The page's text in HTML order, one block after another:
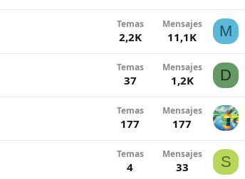
Temas
2,2K
Mensajes
11,1K M
Temas
37
Mensajes
1,2K D
Temas
177
Mensajes
177
Temas
4
Mensajes
33 S